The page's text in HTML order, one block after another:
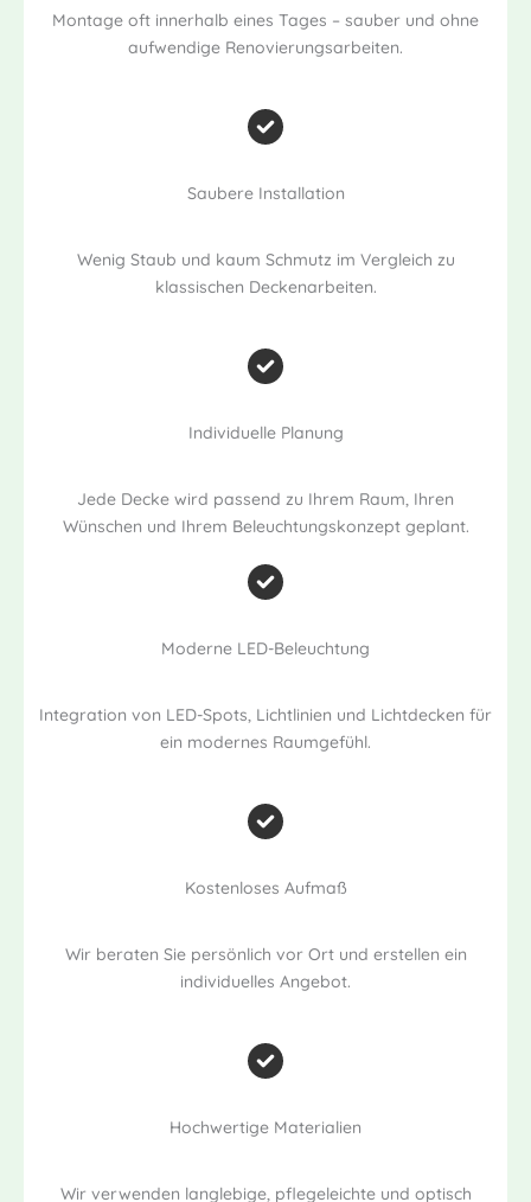
Montage oft innerhalb eines Tages – sauber und ohne
aufwendige Renovierungsarbeiten.
Saubere Installation
Wenig Staub und kaum Schmutz im Vergleich zu
klassischen Deckenarbeiten.
Individuelle Planung
Jede Decke wird passend zu Ihrem Raum, Ihren
Wünschen und Ihrem Beleuchtungskonzept geplant.
Moderne LED-Beleuchtung
Integration von LED-Spots, Lichtlinien und Lichtdecken für
ein modernes Raumgefühl.
Kostenloses Aufmaß
Wir beraten Sie persönlich vor Ort und erstellen ein
individuelles Angebot.
Hochwertige Materialien
Wir verwenden langlebige, pflegeleichte und optisch